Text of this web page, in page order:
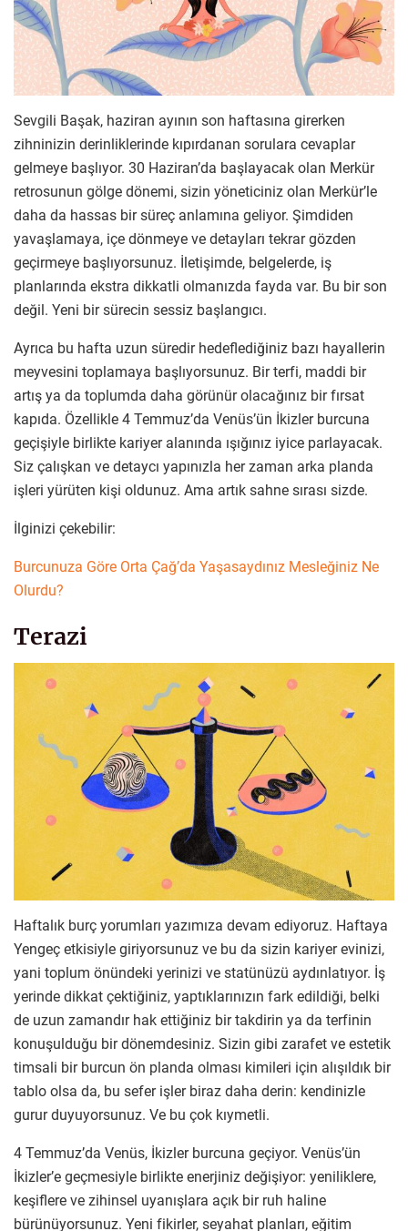
Sevgili Başak, haziran ayının son haftasına girerken
zihninizin derinliklerinde kıpırdanan sorulara cevaplar
gelmeye başlıyor. 30 Haziran’da başlayacak olan Merkür
retrosunun gölge dönemi, sizin yöneticiniz olan Merkür’le
daha da hassas bir süreç anlamına geliyor. Şimdiden
yavaşlamaya, içe dönmeye ve detayları tekrar gözden
geçirmeye başlıyorsunuz. İletişimde, belgelerde, iş
planlarında ekstra dikkatli olmanızda fayda var. Bu bir son
değil. Yeni bir sürecin sessiz başlangıcı.
Ayrıca bu hafta uzun süredir hedeflediğiniz bazı hayallerin
meyvesini toplamaya başlıyorsunuz. Bir terfi, maddi bir
artış ya da toplumda daha görünür olacağınız bir fırsat
kapıda. Özellikle 4 Temmuz’da Venüs’ün İkizler burcuna
geçişiyle birlikte kariyer alanında ışığınız iyice parlayacak.
Siz çalışkan ve detaycı yapınızla her zaman arka planda
işleri yürüten kişi oldunuz. Ama artık sahne sırası sizde.
İlginizi çekebilir:
Burcunuza Göre Orta Çağ’da Yaşasaydınız Mesleğiniz Ne
Olurdu?
Terazi
Haftalık burç yorumları yazımıza devam ediyoruz. Haftaya
Yengeç etkisiyle giriyorsunuz ve bu da sizin kariyer evinizi,
yani toplum önündeki yerinizi ve statünüzü aydınlatıyor. İş
yerinde dikkat çektiğiniz, yaptıklarınızın fark edildiği, belki
de uzun zamandır hak ettiğiniz bir takdirin ya da terfinin
konuşulduğu bir dönemdesiniz. Sizin gibi zarafet ve estetik
timsali bir burcun ön planda olması kimileri için alışıldık bir
tablo olsa da, bu sefer işler biraz daha derin: kendinizle
gurur duyuyorsunuz. Ve bu çok kıymetli.
4 Temmuz’da Venüs, İkizler burcuna geçiyor. Venüs’ün
İkizler’e geçmesiyle birlikte enerjiniz değişiyor: yeniliklere,
keşiflere ve zihinsel uyanışlara açık bir ruh haline
bürünüyorsunuz. Yeni fikirler, seyahat planları, eğitim